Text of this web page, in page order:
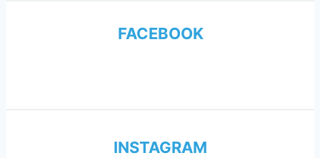
FACEBOOK
INSTAGRAM